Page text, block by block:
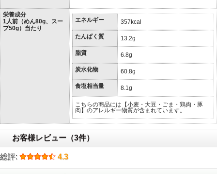
栄養成分
1人前（めん80g、スー
プ50g）当たり
エネルギー 357kcal
たんぱく質 13.2g
脂質 6.8g
炭水化物 60.8g
食塩相当量 8.1g
こちらの商品には【小麦・大豆・ごま・鶏肉・豚
肉】のアレルギー物質が含まれています。
お客様レビュー（3件）
総評: 4.3